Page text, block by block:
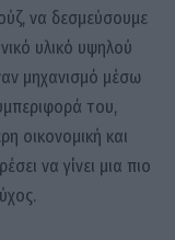
να δεσμεύσουμε
υλικό υψηλού
μηχανισμό μέσω
του,
οικονομική και
να γίνει μια πιο